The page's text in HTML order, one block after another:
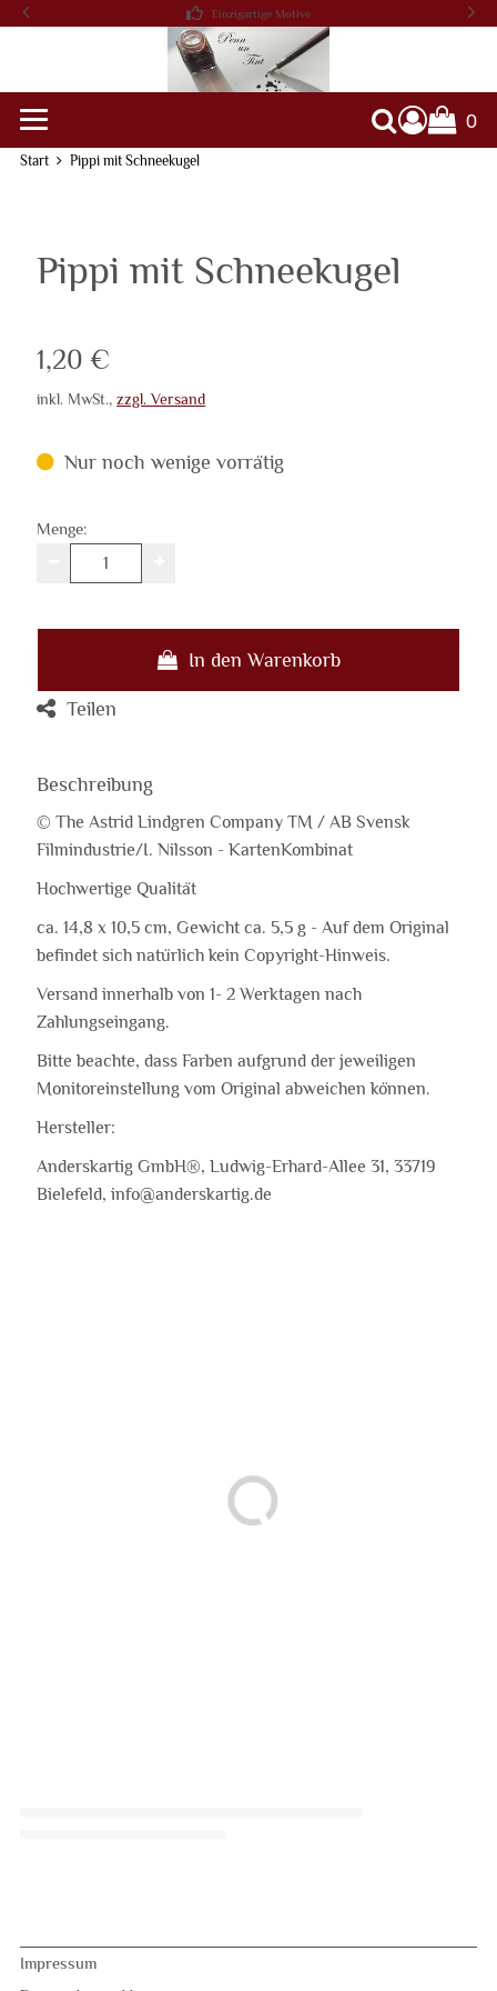
Einzigartige Motive
Suche
0
Start Pippi mit Schneekugel
Pippi mit Schneekugel
Verkaufspreis: 1,20 €
1,20 €
inkl. MwSt.,zzgl. Versand
Nur noch wenige vorrätig
Menge:
In den Warenkorb
Teilen
Beschreibung
© The Astrid Lindgren Company TM / AB Svensk
Filmindustrie/I. Nilsson - KartenKombinat
Hochwertige Qualität
ca. 14,8 x 10,5 cm, Gewicht ca. 5,5 g - Auf dem Original
befindet sich natürlich kein Copyright-Hinweis.
Versand innerhalb von 1- 2 Werktagen nach
Zahlungseingang.
Bitte beachte, dass Farben aufgrund der jeweiligen
Monitoreinstellung vom Original abweichen können.
Hersteller:
Anderskartig GmbH®, Ludwig-Erhard-Allee 31, 33719
Bielefeld, info@anderskartig.de
Impressum